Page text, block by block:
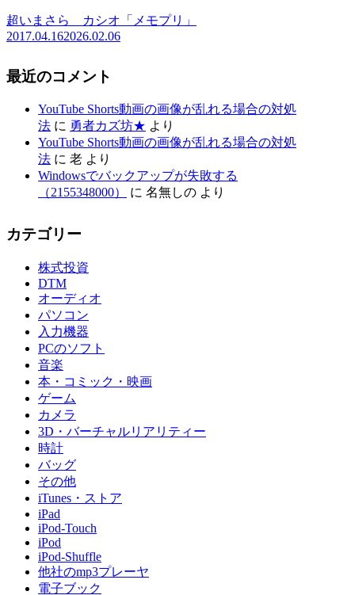
超いまさら カシオ「メモプリ」
2017.04.162026.02.06
最近のコメント
YouTube Shorts動画の画像が乱れる場合の対処
法 に 勇者カズ坊★ より
YouTube Shorts動画の画像が乱れる場合の対処
法 に 老 より
Windowsでバックアップが失敗する
（2155348000）
に 名無しの より
カテゴリー
株式投資
DTM
オーディオ
パソコン
入力機器
PCのソフト
音楽
本・コミック・映画
ゲーム
カメラ
3D・バーチャルリアリティー
時計
バッグ
その他
iTunes・ストア
iPad
iPod-Touch
iPod
iPod-Shuffle
他社のmp3プレーヤ
電子ブック